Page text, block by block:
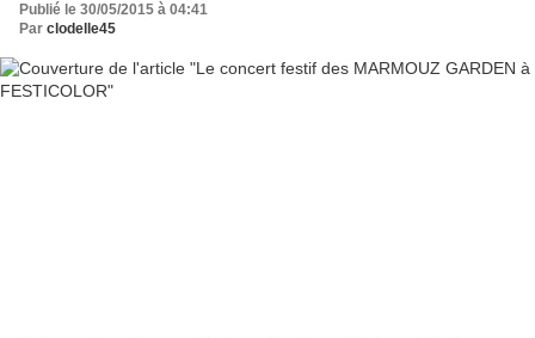
Publié le 30/05/2015 à 04:41
Par clodelle45